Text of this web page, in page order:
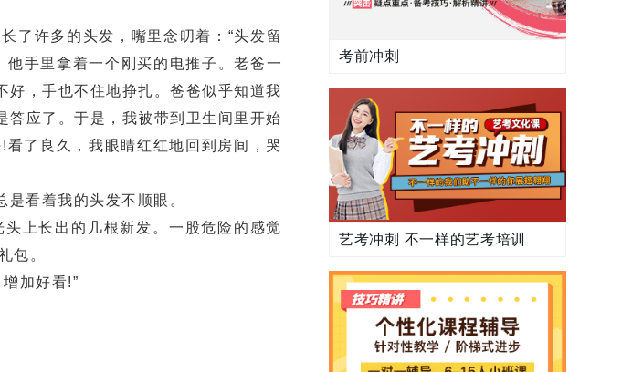
许多的头发，嘴里念叨着：“头发留
手里拿着一个刚买的电推子。老爸一
好，手也不住地挣扎。爸爸似乎知道我
答应了。于是，我被带到卫生间里开始
了良久，我眼睛红红地回到房间，哭
看着我的头发不顺眼。
上长出的几根新发。一股危险的感觉
包。
加好看!”
考前冲刺
艺考冲刺 不一样的艺考培训